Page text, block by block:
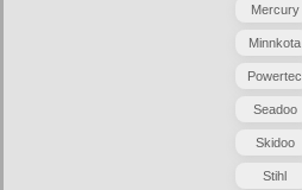
Mercury
Minnkota
Powertec
Seadoo
Skidoo
Stihl